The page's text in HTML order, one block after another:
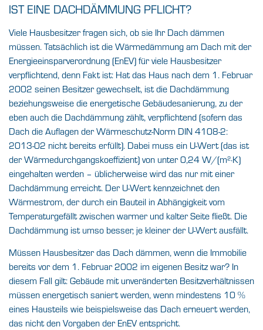
IST EINE DACHDÄMMUNG PFLICHT?
Viele Hausbesitzer fragen sich, ob sie Ihr Dach dämmen
müssen. Tatsächlich ist die Wärmedämmung am Dach mit der
Energieeinsparverordnung (EnEV) für viele Hausbesitzer
verpflichtend, denn Fakt ist: Hat das Haus nach dem 1. Februar
2002 seinen Besitzer gewechselt, ist die Dachdämmung
beziehungsweise die energetische Gebäudesanierung, zu der
eben auch die Dachdämmung zählt, verpflichtend (sofern das
Dach die Auflagen der Wärmeschutz-Norm DIN 4108-2:
2013-02 nicht bereits erfüllt). Dabei muss ein U-Wert (das ist
der Wärmedurchgangskoeffizient) von unter 0,24 W/(m²·K)
eingehalten werden – üblicherweise wird das nur mit einer
Dachdämmung erreicht. Der U-Wert kennzeichnet den
Wärmestrom, der durch ein Bauteil in Abhängigkeit vom
Temperaturgefällt zwischen warmer und kalter Seite fließt. Die
Dachdämmung ist umso besser, je kleiner der U-Wert ausfällt.
Müssen Hausbesitzer das Dach dämmen, wenn die Immobilie
bereits vor dem 1. Februar 2002 im eigenen Besitz war? In
diesem Fall gilt: Gebäude mit unveränderten Besitzverhältnissen
müssen energetisch saniert werden, wenn mindestens 10 %
eines Hausteils wie beispielsweise das Dach erneuert werden,
das nicht den Vorgaben der EnEV entspricht.